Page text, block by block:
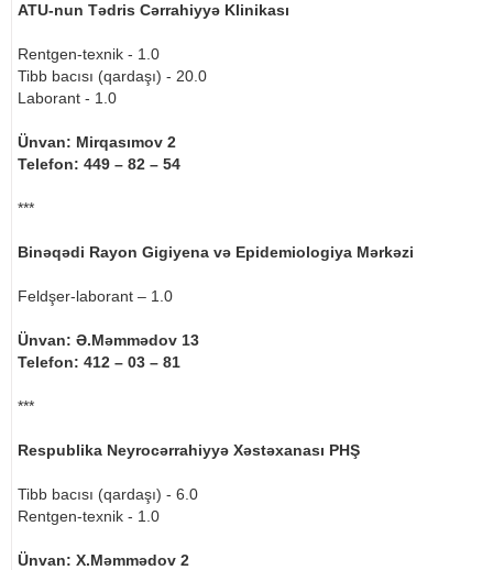
ATU-nun Tədris Cərrahiyyə Klinikası
Rentgen-texnik - 1.0
Tibb bacısı (qardaşı) - 20.0
Laborant - 1.0
Ünvan: Mirqasımov 2
Telefon: 449 – 82 – 54
***
Binəqədi Rayon Gigiyena və Epidemiologiya Mərkəzi
Feldşer-laborant – 1.0
Ünvan: Ə.Məmmədov 13
Telefon: 412 – 03 – 81
***
Respublika Neyrocərrahiyyə Xəstəxanası PHŞ
Tibb bacısı (qardaşı) - 6.0
Rentgen-texnik - 1.0
Ünvan: X.Məmmədov 2